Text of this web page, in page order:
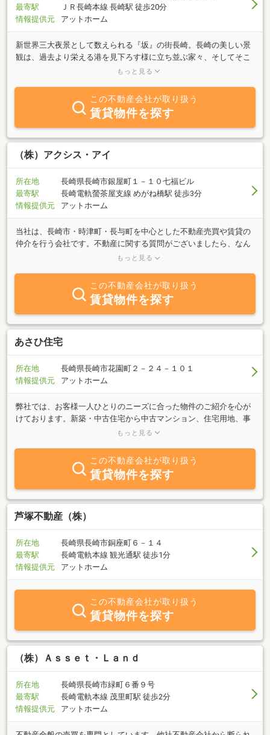
最寄駅
ＪＲ長崎本線 長崎駅 徒歩20分
情報提供元
アットホーム
新世界三大夜景として数えられる『坂』の街長崎。長崎の美しい景
観は、過去より栄える港を見下ろす様に立ち並ぶ家々、そしてそこ
に住む人々の生活灯によって創られています。しかし、この『坂』
観が失われようとしています。この坂が織り成す景色を未来永劫繋
げていく為に、空き家問題という切口から空き家活用事業を立ち上
げました。今までにない、無料でのリフォーム・リノベーションを
主に賃貸、管理、売買、買取など幅広く活動しています。空き家の
事ならどんなことでも相談に乗りますのでご連絡下さい。現在、長
崎市を中心に活動しておりますが諫早市、大村市と活動を広げてお
りますのでご相談下さい。また賃貸物件に関しても空き家を改装
し、安価な物件を中心に取り扱っておりますので、他の不動産に行
っても物件が見つからない方是非ご相談ください♪
もっと見る
この不動産会社が取り扱う
賃貸物件を探す
（株）アクシス・アイ
所在地
長崎県長崎市銀屋町１－１０七福ビル
最寄駅
長崎電軌螢茶屋支線 めがね橋駅 徒歩3分
情報提供元
アットホーム
当社は、長崎市・時津町・長与町を中心とした不動産売買や賃貸の
仲介を行う会社です。不動産に関する質問がございましたら、なん
でもお気軽にご相談ください。また、当社にはライフコンサルタン
ンの借り換えなどの資金計画からご相談いただけます。保険・家計
の見直しを含め、住まいを通してお客様のトータルなライフプラン
の提案とサポートができれば幸いです。どうぞ、お気軽にお問い合
わせください。
もっと見る
この不動産会社が取り扱う
賃貸物件を探す
あさひ住宅
所在地
長崎県長崎市花園町２－２４－１０１
情報提供元
アットホーム
弊社では、お客様一人ひとりのニーズに合った物件のご紹介を心が
けております。新築・中古住宅から中古マンション、住宅用地、事
業用物件まで、あらゆるネットワークから最新の不動産情報をお客
便性の良いマンションに住み替えたい」・・・まずは皆様の理想の
暮らしをお聞かせ下さい！私どもが親身になって皆様の住まい探し
をお手伝いさせていただきます。
もっと見る
この不動産会社が取り扱う
賃貸物件を探す
芦塚不動産（株）
所在地
長崎県長崎市銅座町６－１４
最寄駅
長崎電軌本線 観光通駅 徒歩1分
情報提供元
アットホーム
この不動産会社が取り扱う
賃貸物件を探す
（株）Ａｓｓｅｔ・Ｌａｎｄ
所在地
長崎県長崎市緑町６番９号
最寄駅
長崎電軌本線 茂里町駅 徒歩2分
情報提供元
アットホーム